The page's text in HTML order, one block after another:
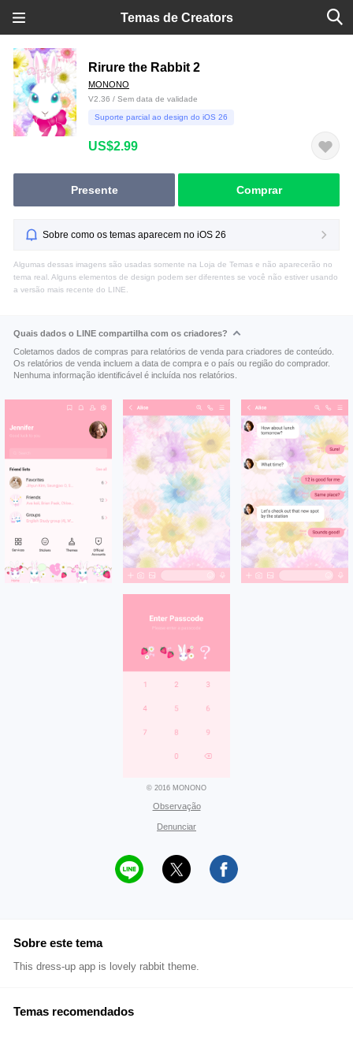
Temas de Creators
Rirure the Rabbit 2
MONONO
V2.36 / Sem data de validade
Suporte parcial ao design do iOS 26
US$2.99
Presente Comprar
Sobre como os temas aparecem no iOS 26
Algumas dessas imagens são usadas somente na Loja de Temas e não aparecerão no
tema real. Alguns elementos de design podem ser diferentes se você não estiver usando
a versão mais recente do LINE.
Quais dados o LINE compartilha com os criadores?
Coletamos dados de compras para relatórios de venda para criadores de conteúdo.
Os relatórios de venda incluem a data de compra e o país ou região do comprador.
Nenhuma informação identificável é incluída nos relatórios.
© 2016 MONONO
Observação
Denunciar
Sobre este tema
This dress-up app is lovely rabbit theme.
Temas recomendados